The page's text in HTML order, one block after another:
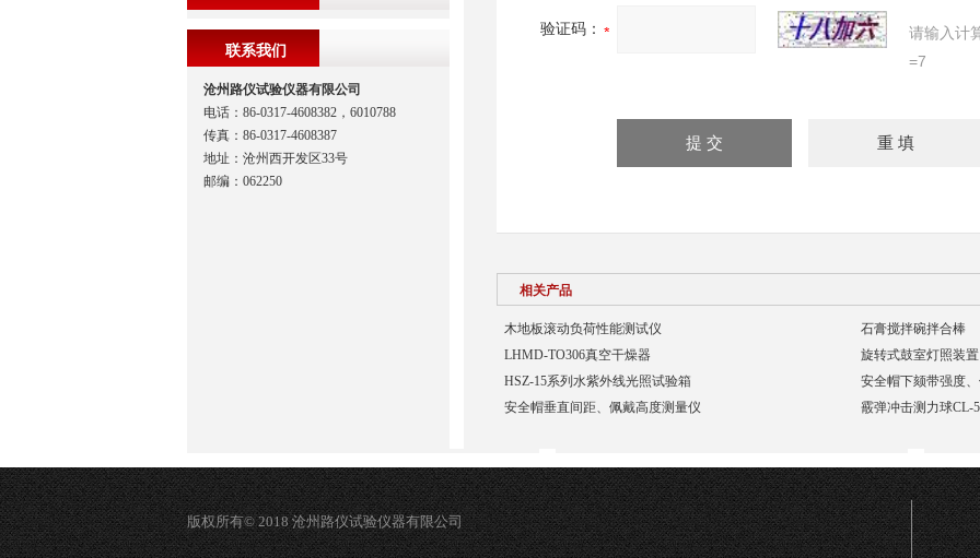
验证码：
请输入计
=7
相关产品
木地板滚动负荷性能测试仪
石膏搅拌碗拌合棒
LHMD-TO306真空干燥器
​旋转式鼓室灯照装置
HSZ-15系列水紫外线光照试验箱
安全帽下颏带强度
安全帽垂直间距、佩戴高度测量仪
霰弹冲击测力球CL-
联系我们
沧州路仪试验仪器有限公司
电话：86-0317-4608382，6010788
传真：86-0317-4608387
地址：沧州西开发区33号
邮编：062250
版权所有© 2018 沧州路仪试验仪器有限公司